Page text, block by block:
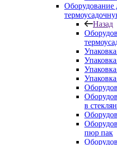
Оборудование
Назад
в
пюр пак